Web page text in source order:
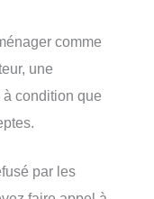
comme
une
condition que
par les